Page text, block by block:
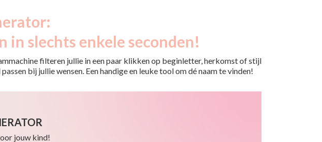
slechts enkele seconden!
filteren jullie in een paar klikken op beginletter, herkomst of stijl
bij jullie wensen. Een handige en leuke tool om dé naam te vinden!
jouw kind!